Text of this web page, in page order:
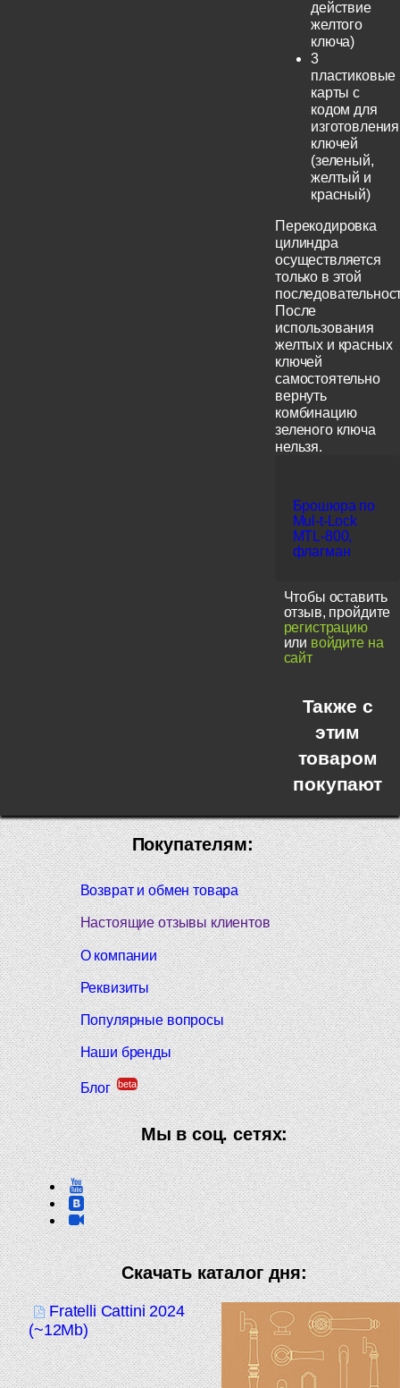
действие
желтого
ключа)
3
пластиковые
карты с
кодом для
изготовления
ключей
(зеленый,
желтый и
красный)
Перекодировка
цилиндра
осуществляется
только в этой
После
использования
желтых и красных
ключей
самостоятельно
вернуть
комбинацию
зеленого ключа
нельзя.
Брошюра по
Mul-t-Lock
MTL-800,
флагман
Чтобы оставить
отзыв, пройдите
регистрацию
или войдите на
сайт
Также с
этим
товаром
покупают
Покупателям:
Возврат и обмен товара
Настоящие отзывы клиентов
О компании
Реквизиты
Популярные вопросы
Наши бренды
Блог beta
Мы в соц. сетях:
Скачать каталог дня:
Fratelli Cattini 2024
(~12Mb)